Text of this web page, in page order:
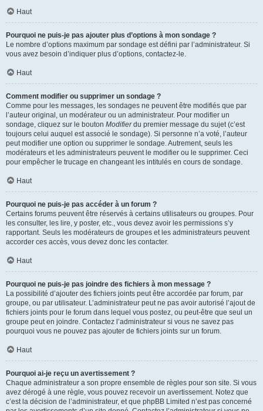
Haut
Pourquoi ne puis-je pas ajouter plus d’options à mon sondage ?
Le nombre d’options maximum par sondage est défini par l’administrateur. Si
vous avez besoin d’indiquer plus d’options, contactez-le.
Haut
Comment modifier ou supprimer un sondage ?
Comme pour les messages, les sondages ne peuvent être modifiés que par
l’auteur original, un modérateur ou un administrateur. Pour modifier un
sondage, cliquez sur le bouton Modifierdu premier message du sujet (c’est
toujours celui auquel est associé le sondage). Si personne n’a voté, l’auteur
peut modifier une option ou supprimer le sondage. Autrement, seuls les
modérateurs et les administrateurs peuvent le modifier ou le supprimer. Ceci
pour empêcher le trucage en changeant les intitulés en cours de sondage.
Haut
Pourquoi ne puis-je pas accéder à un forum ?
Certains forums peuvent être réservés à certains utilisateurs ou groupes. Pour
les consulter, les lire, y poster, etc., vous devez avoir les permissions s’y
rapportant. Seuls les modérateurs de groupes et les administrateurs peuvent
accorder ces accès, vous devez donc les contacter.
Haut
Pourquoi ne puis-je pas joindre des fichiers à mon message ?
La possibilité d’ajouter des fichiers joints peut être accordée par forum, par
groupe, ou par utilisateur. L’administrateur peut ne pas avoir autorisé l’ajout de
fichiers joints pour le forum dans lequel vous postez, ou peut-être que seul un
groupe peut en joindre. Contactez l’administrateur si vous ne savez pas
pourquoi vous ne pouvez pas ajouter de fichiers joints sur un forum.
Haut
Pourquoi ai-je reçu un avertissement ?
Chaque administrateur a son propre ensemble de règles pour son site. Si vous
avez dérogé à une règle, vous pouvez recevoir un avertissement. Notez que
c’est la décision de l’administrateur, et que phpBB Limited n’est pas concerné